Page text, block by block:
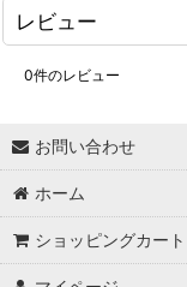
レビュー
0件のレビュー
お問い合わせ
ホーム
ショッピングカート